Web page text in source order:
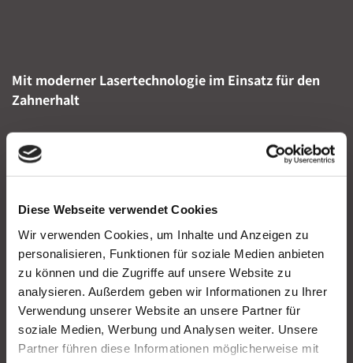
Diese Webseite verwendet Cookies
Wir verwenden Cookies, um Inhalte und Anzeigen zu
personalisieren, Funktionen für soziale Medien anbieten
zu können und die Zugriffe auf unsere Website zu
analysieren. Außerdem geben wir Informationen zu Ihrer
Verwendung unserer Website an unsere Partner für
soziale Medien, Werbung und Analysen weiter. Unsere
Partner führen diese Informationen möglicherweise mit
Mit moderner Lasertechnologie im Einsatz für den
Zahnerhalt
DieLaserbehandlung
Behandlungsformen des Zahnhalteapparats zusammen.
Zum einen geht es um dieParodontologie, die
Behandlung von Zahnfleischerkrankungen
Erkrankungen wie beispielsweise Zahnfleischrückgang
rasch zu handeln. Zum anderen kommen
Laseranwendungen bei derEndodontie, der
Wurzelkanalbehandlungzum Einsatz oder bei
Entzündungen in Mundbereich wie bei Aften oder Herpes.
Ziel dieses aufwendigen Behandlungsverfahrens ist es,